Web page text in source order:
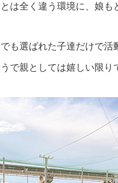
は全く違う環境に、娘も
も選ばれた子達だけで
で親としては嬉しい限り